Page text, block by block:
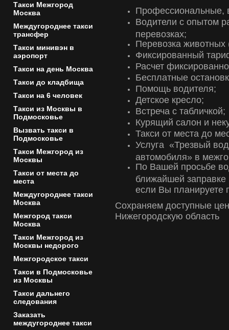
Такси Межгород
Москва
Междугороднее такси
трансфер
Такси минивэн в
аэропорт
Такси на день Москва
Такси до кладбища
Такси на 6 человек
Такси из Москвы в
Подмосковье
Вызвать такси в
Подмосковье
Такси Межгород из
Москвы
Такси от места до
места
Междугороднее такси
Москва
Межгород такси
Москва
Такси Межгород из
Москвы недорого
Межгородское такси
Такси в Подмосковье
из Москвы
Такси дальнего
следования
Заказать
междугороднее такси
Профессиональные,
Водители с опытом
перевозках;
Перевозка животных
Фиксированный
Расчет
Бесплатные
Помощь водителя;
Детское кресло;
Встреча с табличкой;
Курящий салон и
Такси от места до
Услуга «Трезвый
автомобиля» в
По Вашей просьбе
ближайшей
если Вы планируете
Сохраняем доступные
Нижегородскую область